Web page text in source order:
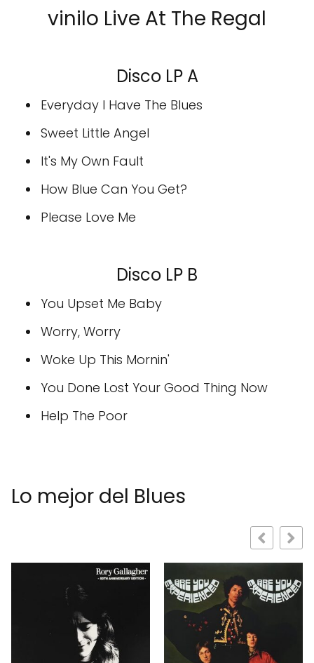
vinilo Live At The Regal
Disco LP A
Everyday I Have The Blues
Sweet Little Angel
It's My Own Fault
How Blue Can You Get?
Please Love Me
Disco LP B
You Upset Me Baby
Worry, Worry
Woke Up This Mornin'
You Done Lost Your Good Thing Now
Help The Poor
Lo mejor del Blues